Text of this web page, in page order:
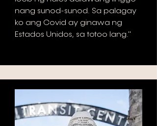
nang sunod-sunod. Sa palagay
ko ang Covid ay ginawa ng
Estados Unidos, sa totoo lang."